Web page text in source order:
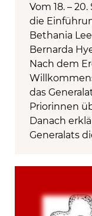
Vom 18. –
die
Bethania
Bernarda
Nach dem
das
Priorinnen
Danach
Generalats